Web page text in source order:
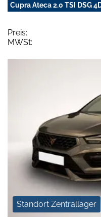
Cupra Ateca 2.0 TSI DSG
Preis:
MWSt:
Standort Zentrallager